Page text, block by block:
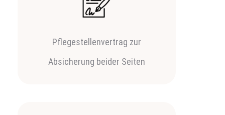
Pflegestellenvertrag zur
Absicherung beider Seiten